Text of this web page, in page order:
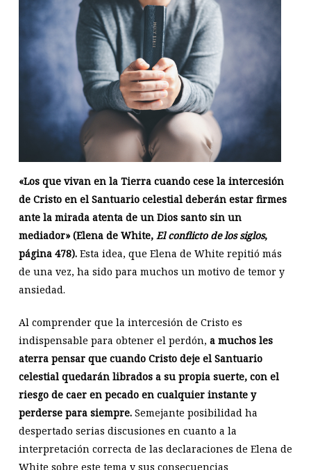
«Los que vivan en la Tierra cuando cese la intercesión
de Cristo en el Santuario celestial deberán estar firmes
ante la mirada atenta de un Dios santo sin un
mediador» (Elena de White, El conflicto de los siglos,
página 478).Esta idea, que Elena de White repitió más
de una vez, ha sido para muchos un motivo de temor y
ansiedad.
Al comprender que la intercesión de Cristo es
indispensable para obtener el perdón, a muchos les
aterra pensar que cuando Cristo deje el Santuario
celestial quedarán librados a su propia suerte, con el
riesgo de caer en pecado en cualquier instante y
perderse para siempre.Semejante posibilidad ha
despertado serias discusiones en cuanto a la
interpretación correcta de las declaraciones de Elena de
White sobre este tema y sus consecuencias